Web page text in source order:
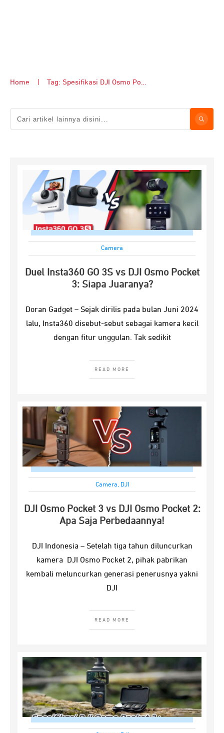
Home Tag: Spesifikasi DJI Osmo Pocket 3
Camera
Duel Insta360 GO 3S vs DJI Osmo Pocket
3: Siapa Juaranya?
Doran Gadget – Sejak dirilis pada bulan Juni 2024
lalu, Insta360 disebut-sebut sebagai kamera kecil
dengan fitur unggulan. Tak sedikit
READ MORE
Camera, DJI
DJI Osmo Pocket 3 vs DJI Osmo Pocket 2:
Apa Saja Perbedaannya!
DJI Indonesia – Setelah tiga tahun diluncurkan
kamera DJI Osmo Pocket 2, pihak pabrikan
kembali meluncurkan generasi penerusnya yakni
DJI
READ MORE